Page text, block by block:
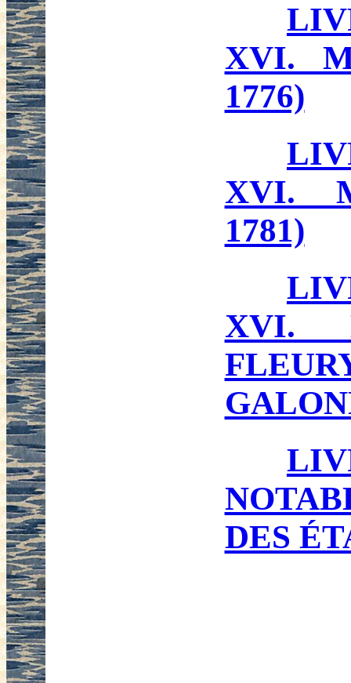
XVI.
1776)
XVI.
1781)
XVI.
DES